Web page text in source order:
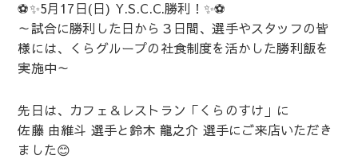
⚽✨5月17日(日) Y.S.C.C.勝利！✨⚽
～試合に勝利した日から３日間、選手やスタッフの皆
様には、くらグループの社食制度を活かした勝利飯を
実施中～
先日は、カフェ＆レストラン「くらのすけ」に
佐藤 由維斗 選手と鈴木 龍之介 選手にご来店いただき
ました😊